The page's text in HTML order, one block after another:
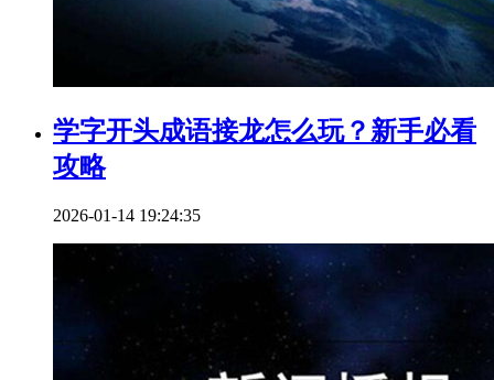
学字开头成语接龙怎么玩？新手必看
攻略
2026-01-14 19:24:35